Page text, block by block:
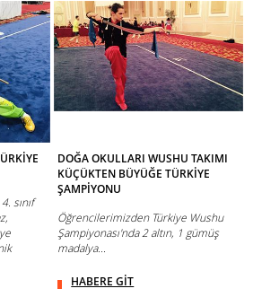
sınıf
DOĞA OKULLARI WUSHU TAKIMI
KÜÇÜKTEN BÜYÜĞE TÜRKİYE
ŞAMPİYONU
Öğrencilerimizden Türkiye Wushu
Şampiyonası'nda 2 altın, 1 gümüş
madalya...
HABERE GİT